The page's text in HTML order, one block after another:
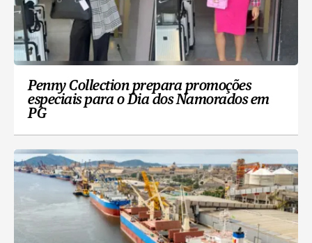
Penny Collection prepara promoções
especiais para o Dia dos Namorados em
PG